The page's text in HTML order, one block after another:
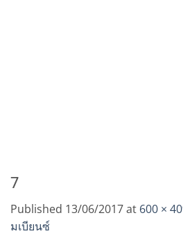
7
Published 13/06/2017at 600 ×
มเบียนซ์